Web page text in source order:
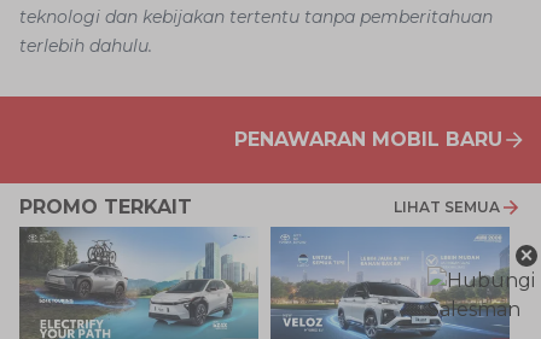
teknologi dan kebijakan tertentu tanpa pemberitahuan
terlebih dahulu.
PENAWARAN MOBIL BARU
PROMO TERKAIT LIHAT SEMUA
×